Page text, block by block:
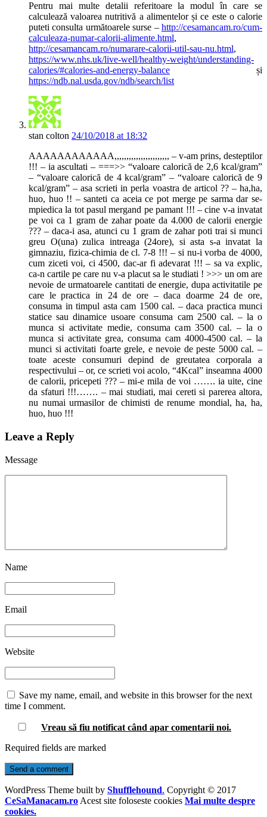
Pentru mai multe detalii referitoare la modul în care se
calculează valoarea nutritivă a alimentelor și ce este o calorie
puteti consulta următoarele surse – http://cesamancam.ro/cum-
calculeaza-numar-calorii-alimente.html,
http://cesamancam.ro/numarare-calorii-util-sau-nu.html,
https://www.nhs.uk/live-well/healthy-weight/understanding-
calories/#calories-and-energy-balance și
https://ndb.nal.usda.gov/ndb/search/list
stan colton 24/10/2018 at 18:32
AAAAAAAAAAAA,,,,,,,,,,,,,,,,,,,,,,, – v-am prins, desteptilor
!!! – ia ascultati – ===>> “valoare calorică de 2,6 kcal/gram”
– “valoare calorică de 4 kcal/gram” – “valoare calorică de 9
kcal/gram” – asa scrieti in perla voastra de articol ?? – ha,ha,
huo, huo !! – santeti ca aceia ce pot merge pe sarma dar se-
mpiedica la tot pasul mergand pe pamant !!! – cine v-a invatat
pe voi ca 1 gram de zahar poate da 4.000 de calorii energie
??? – daca-i asa, atunci cu 1 gram de zahar poti trai si munci
greu O(una) zulica intreaga (24ore), si asta s-a invatat la
gimnaziu, fizica-chimia de cl. 7-8 !!! – si nu-i vorba de 4000,
cum ziceti voi, ci 4500, dac-ar fi adevarat !!! – sa va explic,
ca-n cartile pe care nu v-a placut sa le studiati ! >>> un om are
nevoie de urmatoarele cantitati de energie, dupa activitatile pe
care le practica in 24 de ore – daca doarme 24 de ore,
consuma in timpul asta cam 1500 cal. – daca practica munci
statice sau dinamice usoare consuma cam 2500 cal. – la o
munca si activitate medie, consuma cam 3500 cal. – la o
munca si activitate grea, consuma cam 4000-4500 cal. – la
munci si activitati foarte grele, e nevoie de peste 5000 cal. –
toate aceste consumuri depind de greutatea corporala a
respectivului – or, ce scrieti voi acolo, “4Kcal” inseamna 4000
de calorii, pricepeti ??? – mi-e mila de voi ……. ia uite, cine
da sfaturi !!!……. – mai studiati, mai cereti si parerea altora,
nu numai urmasilor de chimisti de renume mondial, ha, ha,
huo, huo !!!
Leave a Reply
Message
Name
Email
Website
Save my name, email, and website in this browser for the next
time I comment.
Vreau să fiu notificat când apar comentarii noi.
Required fields are marked
WordPress Theme built by Shufflehound. Copyright © 2017
CeSaManacam.ro Acest site foloseste cookies Mai multe despre
cookies.